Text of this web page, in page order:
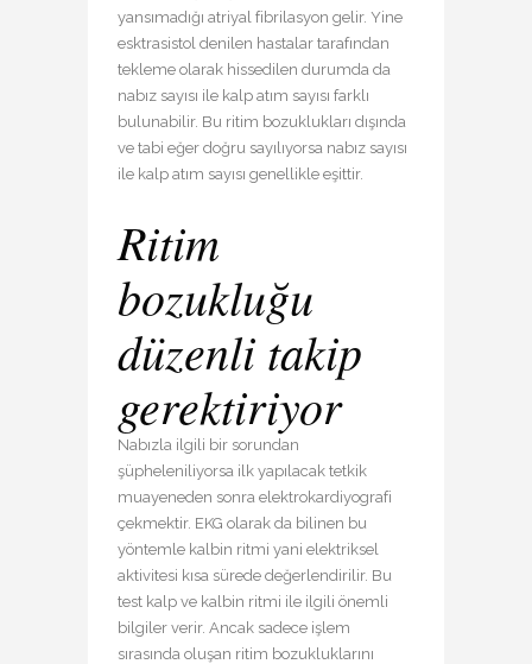
yansımadığı atriyal fibrilasyon gelir. Yine
esktrasistol denilen hastalar tarafından
tekleme olarak hissedilen durumda da
nabız sayısı ile kalp atım sayısı farklı
bulunabilir. Bu ritim bozuklukları dışında
ve tabi eğer doğru sayılıyorsa nabız sayısı
ile kalp atım sayısı genellikle eşittir.
Ritim
bozukluğu
düzenli takip
gerektiriyor
Nabızla ilgili bir sorundan
şüpheleniliyorsa ilk yapılacak tetkik
muayeneden sonra elektrokardiyografi
çekmektir. EKG olarak da bilinen bu
yöntemle kalbin ritmi yani elektriksel
aktivitesi kısa sürede değerlendirilir. Bu
test kalp ve kalbin ritmi ile ilgili önemli
bilgiler verir. Ancak sadece işlem
sırasında oluşan ritim bozukluklarını